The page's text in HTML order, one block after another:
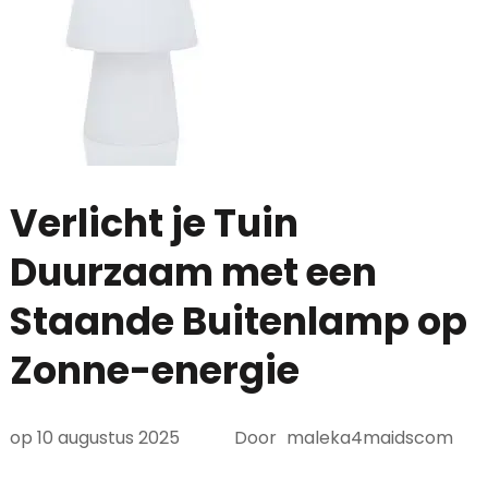
Verlicht je Tuin
Duurzaam met een
Staande Buitenlamp op
Zonne-energie
op 10 augustus 2025 Door maleka4maidscom